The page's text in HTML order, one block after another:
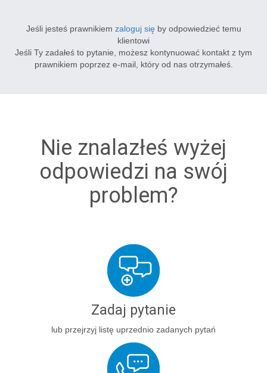
Jeśli jesteś prawnikiem zaloguj się by odpowiedzieć temu
klientowi
Jeśli Ty zadałeś to pytanie, możesz kontynuować kontakt z tym
prawnikiem poprzez e-mail, który od nas otrzymałeś.
Nie znalazłeś wyżej
odpowiedzi na swój
problem?
Zadaj pytanie
lub przejrzyj listę uprzednio zadanych pytań